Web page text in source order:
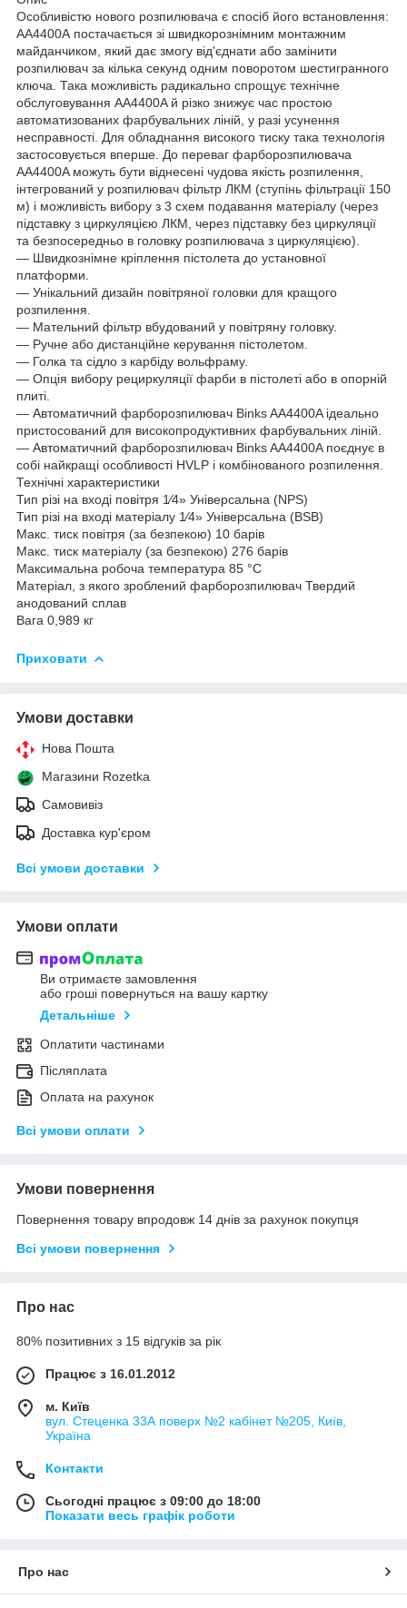
Особливістю нового розпилювача є спосіб його встановлення:
АА4400А постачається зі швидкорознімним монтажним
майданчиком, який дає змогу від'єднати або замінити
розпилювач за кілька секунд одним поворотом шестигранного
ключа. Така можливість радикально спрощує технічне
обслуговування AA4400A й різко знижує час простою
автоматизованих фарбувальних ліній, у разі усунення
несправності. Для обладнання високого тиску така технологія
застосовується вперше. До переваг фарборозпилювача
AA4400A можуть бути віднесені чудова якість розпилення,
інтегрований у розпилювач фільтр ЛКМ (ступінь фільтрації 150
м) і можливість вибору з 3 схем подавання матеріалу (через
підставку з циркуляцією ЛКМ, через підставку без циркуляції
та безпосередньо в головку розпилювача з циркуляцією).
— Швидкознімне кріплення пістолета до установної
платформи.
— Унікальний дизайн повітряної головки для кращого
розпилення.
— Мательний фільтр вбудований у повітряну головку.
— Ручне або дистанційне керування пістолетом.
— Голка та сідло з карбіду вольфраму.
— Опція вибору рециркуляції фарби в пістолеті або в опорній
плиті.
— Автоматичний фарборозпилювач Binks AA4400A ідеально
пристосований для високопродуктивних фарбувальних ліній.
— Автоматичний фарборозпилювач Binks AA4400A поєднує в
собі найкращі особливості HVLP і комбінованого розпилення.
Технічні характеристики
Тип різі на вході повітря 1⁄4» Універсальна (NPS)
Тип різі на вході матеріалу 1⁄4» Універсальна (BSB)
Макс. тиск повітря (за безпекою) 10 барів
Макс. тиск матеріалу (за безпекою) 276 барів
Максимальна робоча температура 85 °C
Матеріал, з якого зроблений фарборозпилювач Твердий
анодований сплав
Вага 0,989 кг
Приховати
Умови доставки
Нова Пошта
Магазини Rozetka
Самовивіз
Доставка кур'єром
Всі умови доставки
Умови оплати
Ви отримаєте замовлення
або гроші повернуться на вашу картку
Детальніше
Оплатити частинами
Післяплата
Оплата на рахунок
Всі умови оплати
Умови повернення
Повернення товару впродовж 14 днів за рахунок покупця
Всі умови повернення
Про нас
80% позитивних з 15 відгуків за рік
Працює з 16.01.2012
м. Київ
вул. Стеценка 33А поверх №2 кабінет №205, Київ,
Україна
Контакти
Сьогодні працює з 09:00 до 18:00
Показати весь графік роботи
Про нас